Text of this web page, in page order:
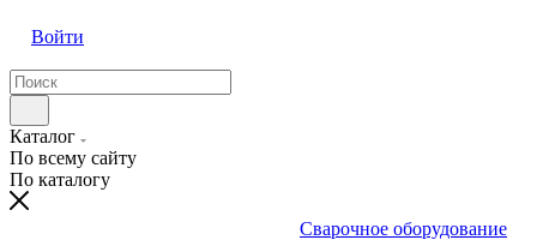
Войти
Каталог
По всему сайту
По каталогу
Сварочное оборудование